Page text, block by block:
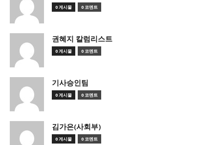
0 게시물 0 코멘트
권혜지 칼럼리스트
0 게시물 0 코멘트
기사승인팀
0 게시물 0 코멘트
김가은(사회부)
0 게시물 0 코멘트